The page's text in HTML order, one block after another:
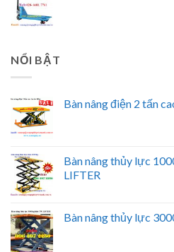
NỔI BẬT
Bàn nâng điện 2 tấn
Bàn nâng thủy lực
LIFTER
Bàn nâng thủy lực